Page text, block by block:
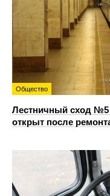
Общество
Лестничный сход №5
открыт после